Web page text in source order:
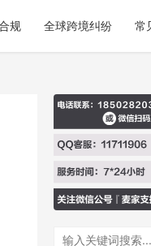
规 全球跨境纠纷 常